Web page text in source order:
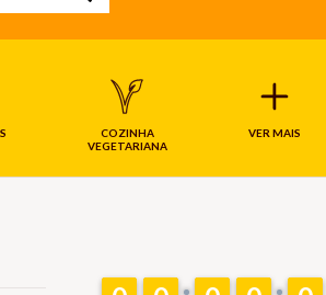
COZINHA
VEGETARIANA
VER MAIS